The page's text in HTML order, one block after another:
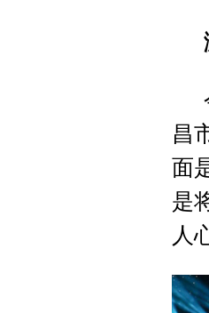
昌
面
是
人